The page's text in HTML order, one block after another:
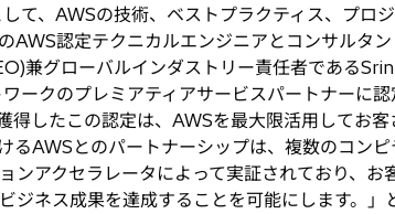
て、AWSの技術、ベストプラクティス、プロ
認定テクニカルエンジニアとコンサルタン
兼グローバルインダストリー責任者である
ークのプレミアティアサービスパートナーに
得したこの認定は、AWSを最大限活用してお
るAWSとのパートナーシップは、複数のコン
ンアクセラレータによって実証されており、お
ネス成果を達成することを可能にします。」